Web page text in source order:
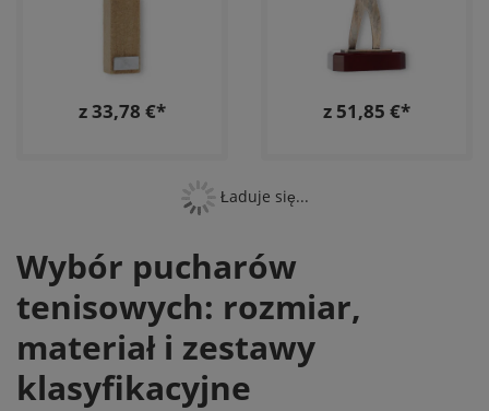
z 33,78 €* z 51,85 €*
Ładuje się...
Wybór pucharów
tenisowych: rozmiar,
materiał i zestawy
klasyfikacyjne